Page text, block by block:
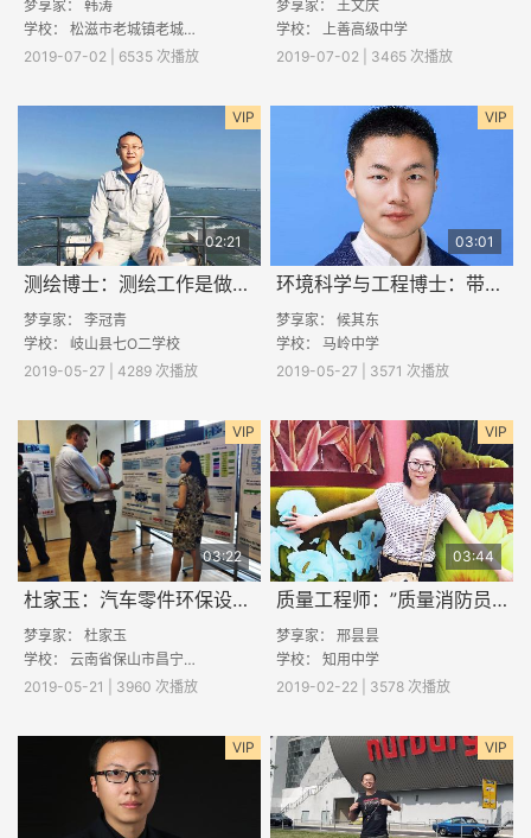
梦享家： 韩涛
学校： 松滋市老城镇老城初级中学
2019-07-02 | 6535 次播放
梦享家： 王文庆
学校： 上善高级中学
2019-07-02 | 3465 次播放
VIP
02:21
测绘博士：测绘工作是做什么的？
梦享家： 李冠青
学校： 岐山县七O二学校
2019-05-27 | 4289 次播放
VIP
03:01
环境科学与工程博士：带你了解PM2.5
梦享家： 候其东
学校： 马岭中学
2019-05-27 | 3571 次播放
VIP
03:22
杜家玉：汽车零件环保设计的要点
梦享家： 杜家玉
学校： 云南省保山市昌宁县一中
2019-05-21 | 3960 次播放
VIP
03:44
质量工程师：”质量消防员“是如何工作的
梦享家： 邢昙昙
学校： 知用中学
2019-02-22 | 3578 次播放
VIP VIP